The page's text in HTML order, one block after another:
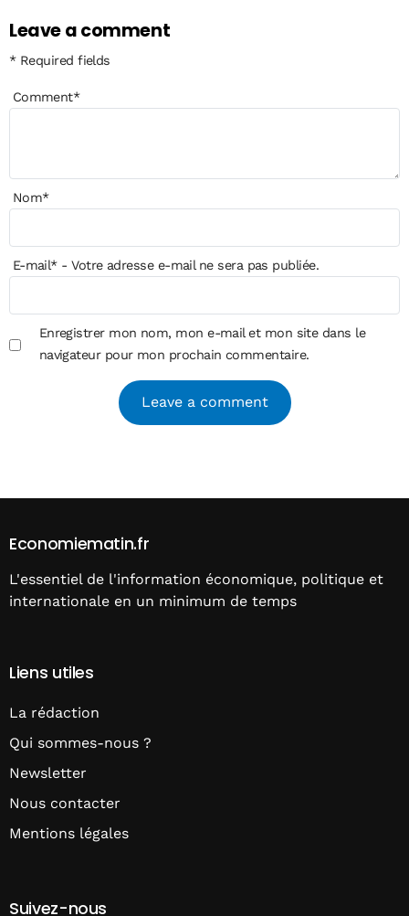
Leave a comment
* Required fields
Comment*
Nom*
E-mail*- Votre adresse e-mail ne sera pas publiée.
Enregistrer mon nom, mon e-mail et mon site dans le
navigateur pour mon prochain commentaire.
Economiematin.fr
L'essentiel de l'information économique, politique et
internationale en un minimum de temps
Liens utiles
La rédaction
Qui sommes-nous ?
Newsletter
Nous contacter
Mentions légales
Suivez-nous